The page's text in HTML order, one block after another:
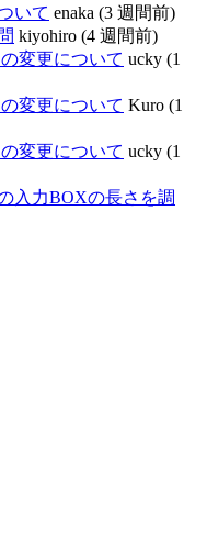
いて enaka (3 週間前)
kiyohiro (4 週間前)
変更について ucky (1
変更について Kuro (1
変更について ucky (1
入力BOXの長さを調